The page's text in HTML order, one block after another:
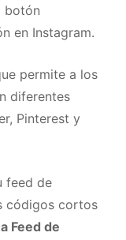
botón
en Instagram.
permite a los
diferentes
Pinterest y
feed de
códigos cortos
Feed de